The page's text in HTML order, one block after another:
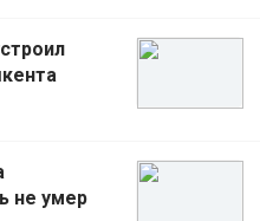
не умер